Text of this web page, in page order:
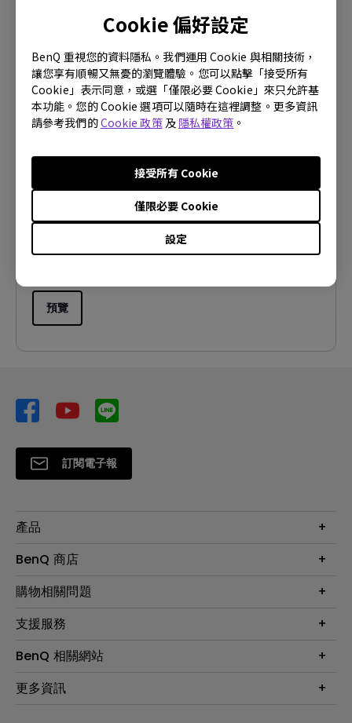
Cookie 偏好設定
BenQ 重視您的資料隱私。我們運用 Cookie 與相關技術，
讓您享有順暢又無憂的瀏覽體驗。您可以點擊「接受所有
Cookie」表示同意，或選「僅限必要 Cookie」來只允許基
本功能。您的 Cookie 選項可以隨時在這裡調整。更多資訊
請參考我們的Cookie 政策及 隱私權政策 。
設定
僅限必要 Cookie
接受所有 Cookie
預覽
語言:Traditional Chinese
預覽
訂閱電子報
產品
大型液晶
投影機
智慧照明
專業拍物視訊鏡頭
BenQ 商店
最新產品與活動
尋找銷售據點
會員綁定LINE教學
購物相關問題
第一次購物就上手
延長保固購買
贈品兌換網站首頁
支援服務
服務公告
保固條例
BenQ 相關網站
專業商用解決方案
更多資訊